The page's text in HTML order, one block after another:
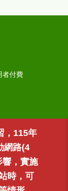
，115年
網路(4
響，實施
時，可
付費